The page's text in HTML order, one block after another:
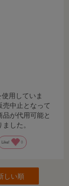
用していま
売中止となって
が代用可能と
した。
Like! 0
しい順